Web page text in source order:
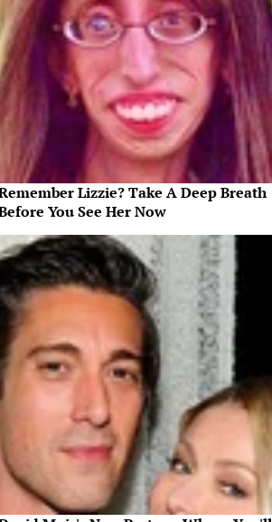
Lizzie? Take A Deep Breath
You See Her Now